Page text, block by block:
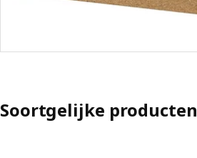
Soortgelijke producten